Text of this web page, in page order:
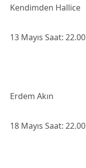
Kendimden Hallice
13 Mayıs Saat: 22.00
Erdem Akın
18 Mayıs Saat: 22.00